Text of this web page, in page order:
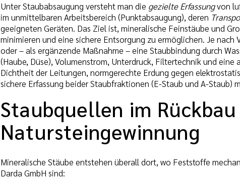
Unter Staubabsaugung versteht man die gezielte Erfassungvon
im unmittelbaren Arbeitsbereich (Punktabsaugung), deren
geeigneten Geräten. Das Ziel ist, mineralische Feinstäube und
minimieren und eine sichere Entsorgung zu ermöglichen. Je
oder – als ergänzende Maßnahme – eine Staubbindung durch
(Haube, Düse), Volumenstrom, Unterdruck, Filtertechnik und
Dichtheit der Leitungen, normgerechte Erdung gegen
sichere Erfassung beider Staubfraktionen (E-Staub und A-Staub)
Staubquellen im
Natursteingewinnung
Mineralische Stäube entstehen überall dort, wo Feststoffe
Darda GmbH sind: